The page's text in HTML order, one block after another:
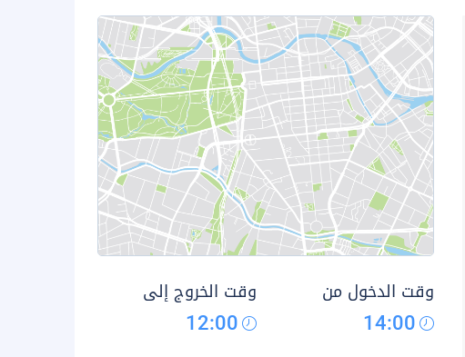
وقت الدخول من
14:00
وقت الخروج إلى
12:00